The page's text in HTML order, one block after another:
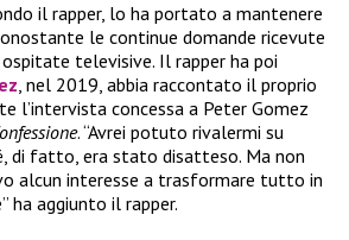
il rapper, lo ha portato a mantenere
le continue domande ricevute
televisive. Il rapper ha poi
, nel 2019, abbia raccontato il proprio
l’intervista concessa a Peter Gomez
. “Avrei potuto rivalermi su
di fatto, era stato disatteso. Ma non
alcun interesse a trasformare tutto in
ha aggiunto il rapper.